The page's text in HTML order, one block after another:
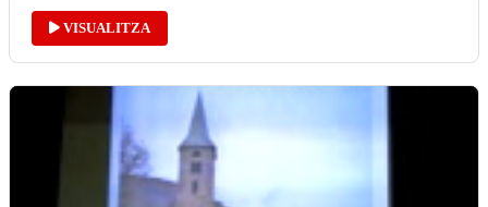
VISUALITZA